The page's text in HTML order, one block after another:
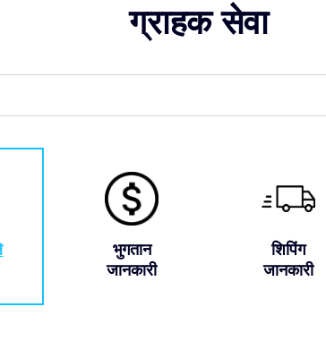
ग्राहक सेवा
भुगतान
जानकारी
शिपिंग
जानकारी